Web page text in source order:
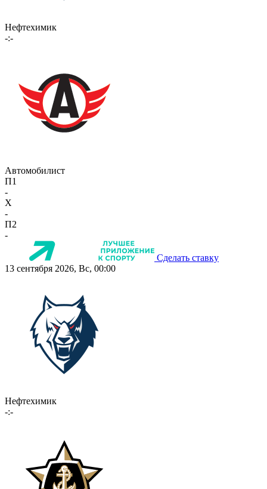
Нефтехимик
-:-
Автомобилист
П1
-
X
-
П2
-
Сделать ставку
13 сентября 2026, Вс, 00:00
Нефтехимик
-:-